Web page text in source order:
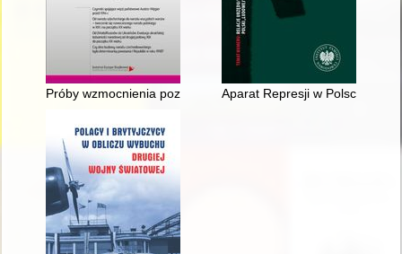
Próby wzmocnienia pozycji Królestwa Węgier w epoce
Aparat Represji w Polsce